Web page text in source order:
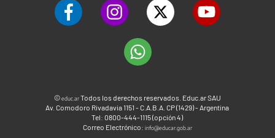
©educ.arTodos los derechos reservados. Educ.ar SAU
Av. Comodoro Rivadavia 1151 - C.A.B.A. CP (1429) - Argentina
Tel: 0800-444-1115 (opción 4)
Correo Electrónico: info@educar.gob.ar